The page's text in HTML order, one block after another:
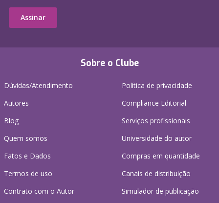
Sobre o Clube
Dúvidas/Atendimento
Autores
Blog
Quem somos
Fatos e Dados
Termos de uso
Contrato com o Autor
Política de privacidade
Compliance Editorial
Serviços profissionais
Universidade do autor
Compras em quantidade
Canais de distribuição
Simulador de publicação
Assinar